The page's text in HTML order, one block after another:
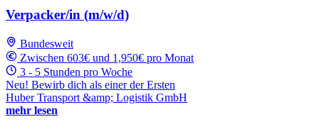
Verpacker/in (m/w/d)
Bundesweit
Zwischen 603€ und 1,950€ pro Monat
3 - 5 Stunden pro Woche
Neu! Bewirb dich als einer der Ersten
Huber Transport &amp; Logistik GmbH
mehr lesen